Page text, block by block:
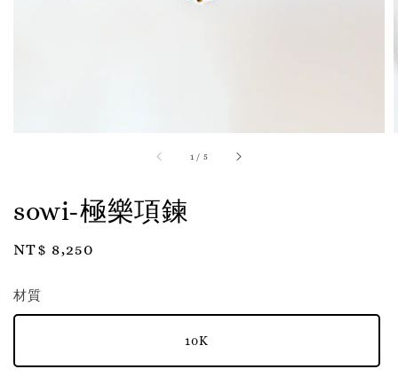
1 / 5
sowi-極樂項鍊
Regular
NT$ 8,250
材質
10K